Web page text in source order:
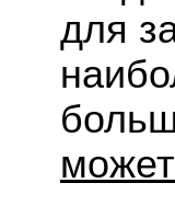
для